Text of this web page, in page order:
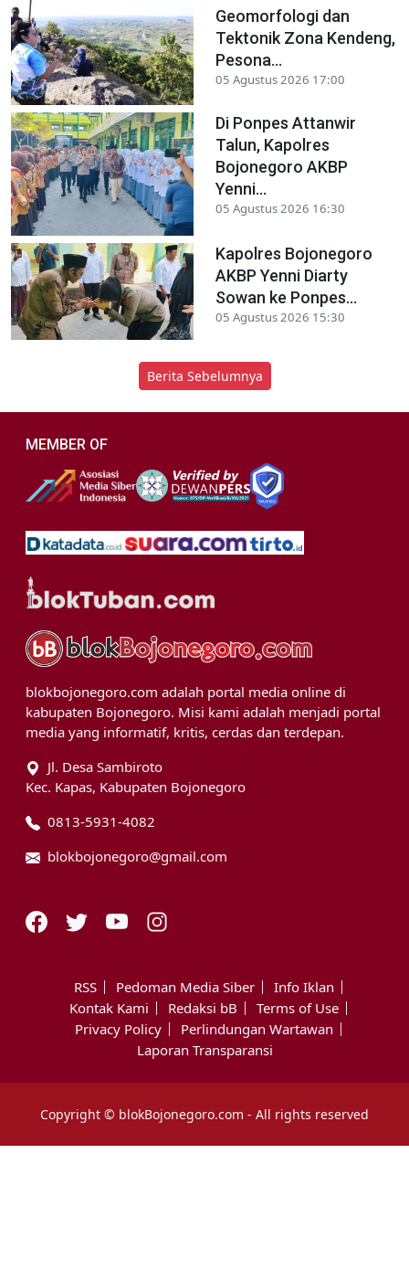
Geomorfologi dan
Tektonik Zona Kendeng,
Pesona...
05 Agustus 2026 17:00
Di Ponpes Attanwir
Talun, Kapolres
Bojonegoro AKBP
Yenni...
05 Agustus 2026 16:30
Kapolres Bojonegoro
AKBP Yenni Diarty
Sowan ke Ponpes...
05 Agustus 2026 15:30
Berita Sebelumnya
MEMBER OF
blokbojonegoro.com adalah portal media online di
kabupaten Bojonegoro. Misi kami adalah menjadi portal
media yang informatif, kritis, cerdas dan terdepan.
Jl. Desa Sambiroto
Kec. Kapas, Kabupaten Bojonegoro
0813-5931-4082
blokbojonegoro@gmail.com
RSS Pedoman Media Siber
Info Iklan
Kontak Kami
Redaksi bB
Terms of Use
Privacy Policy
Perlindungan Wartawan
Laporan Transparansi
Copyright © blokBojonegoro.com - All rights reserved